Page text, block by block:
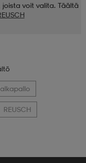
joista voit valita. Täältä
REUSCH